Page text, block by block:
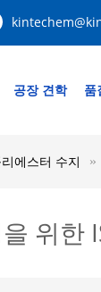
공장 견학 품
에스터 수지
위한